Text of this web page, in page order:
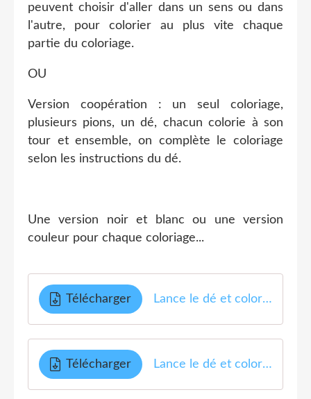
peuvent choisir d'aller dans un sens ou dans
l'autre, pour colorier au plus vite chaque
partie du coloriage.
OU
Version coopération : un seul coloriage,
plusieurs pions, un dé, chacun colorie à son
tour et ensemble, on complète le coloriage
selon les instructions du dé.
Une version noir et blanc ou une version
couleur pour chaque coloriage...
Télécharger Lance le dé et colorie le bon berger
Télécharger Lance le dé et colorie Le chemin de Damas